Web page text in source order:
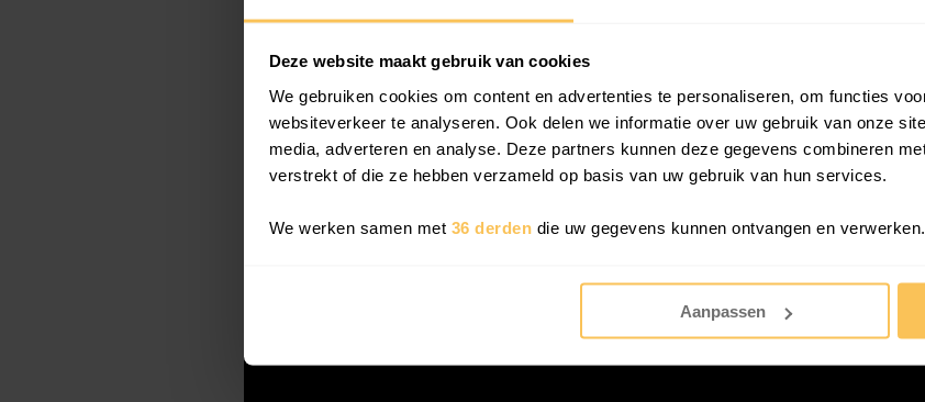
Deze website maakt gebruik van cookies
We gebruiken cookies om content en advertenties te personaliseren, om functies
websiteverkeer te analyseren. Ook delen we informatie over uw gebruik van onze
media, adverteren en analyse. Deze partners kunnen deze gegevens combineren
verstrekt of die ze hebben verzameld op basis van uw gebruik van hun services.
We werken samen met 36 derden die uw gegevens kunnen ontvangen en verwerken.
Aanpassen
Uitlijning van de tekst op de cover
De juisteuitlijningvan je teksten zorgt voor orde op de
opmaken van alle inhoud nog even of je teksten niet
om aparte tekstvelden te gebruiken voor alle kopteksten,
tekstelementen.